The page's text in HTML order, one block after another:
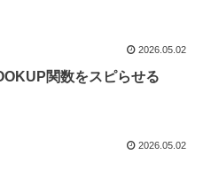
2026.05.02
関数をスピらせる
2026.05.02